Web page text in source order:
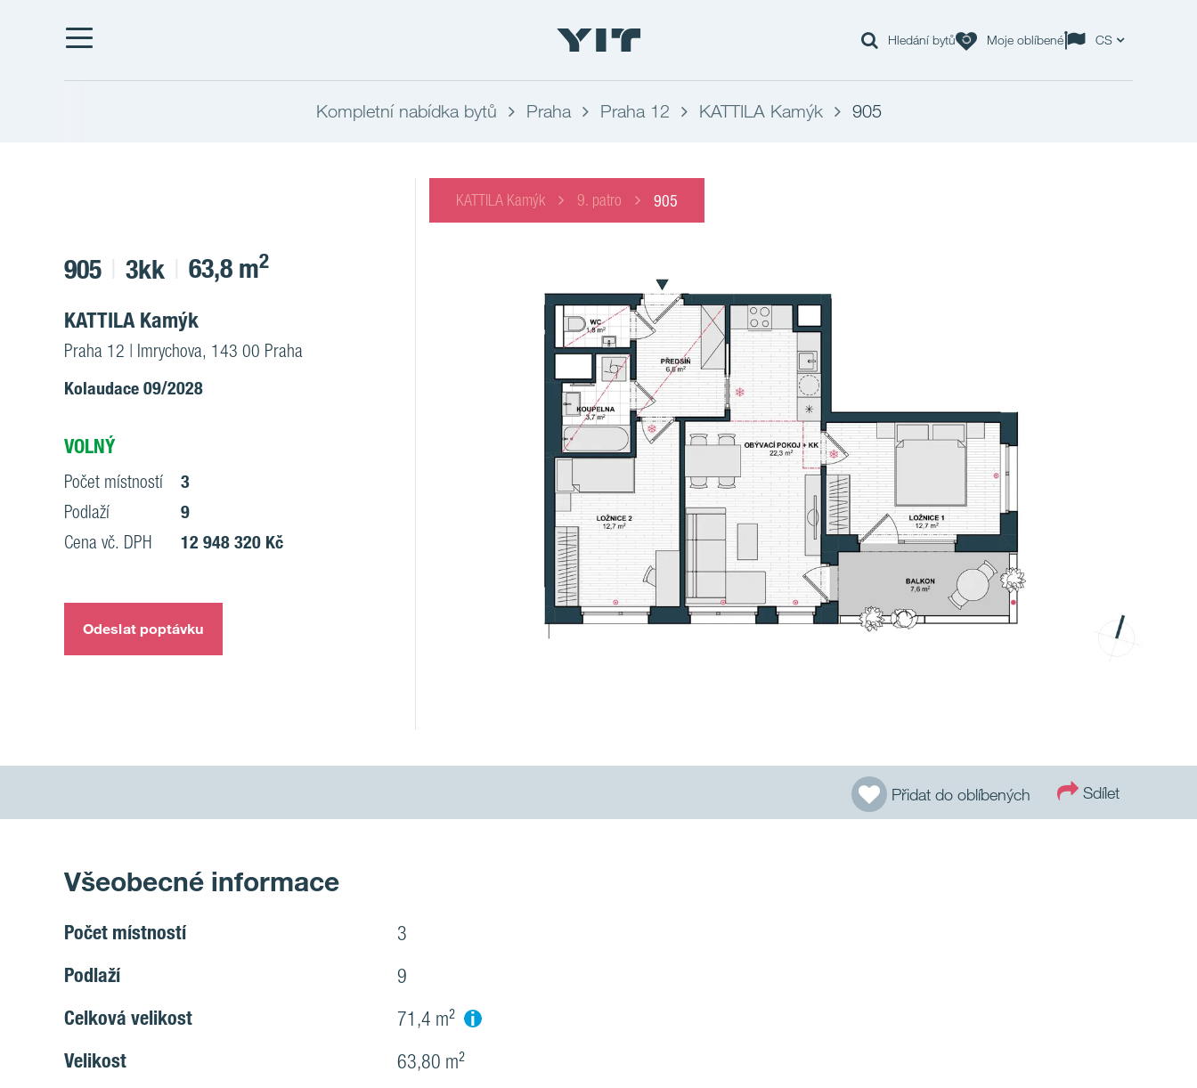
Hledání bytů Moje oblíbené CS
Kompletní nabídka bytů Praha Praha 12 KATTILA Kamýk 905
KATTILA Kamýk 9. patro 905
905 3kk 63,8 m2
KATTILA Kamýk
Praha 12 | Imrychova, 143 00 Praha
Kolaudace 09/2028
VOLNÝ
Počet místností
3
Podlaží
9
Cena vč. DPH
12 948 320 Kč
Odeslat poptávku
Přidat do oblíbených Sdílet
Všeobecné informace
Počet místností 3
Podlaží 9
Celková velikost 71,4 m² i
Velikost 63,80 m²